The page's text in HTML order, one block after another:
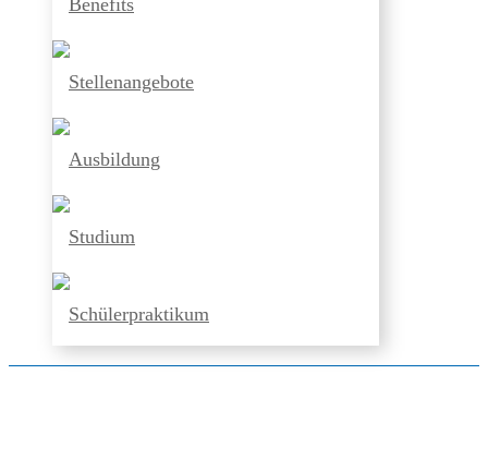
Benefits
Stellenangebote
Ausbildung
Studium
Schülerpraktikum